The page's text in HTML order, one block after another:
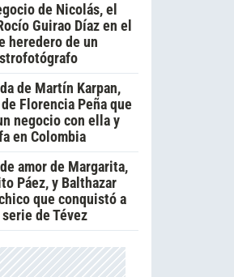
de Nicolás, el
Guirao Díaz en el
heredero de un
de Martín Karpan,
Florencia Peña que
negocio con ella y
en Colombia
amor de Margarita,
Páez, y Balthazar
que conquistó a
de Tévez